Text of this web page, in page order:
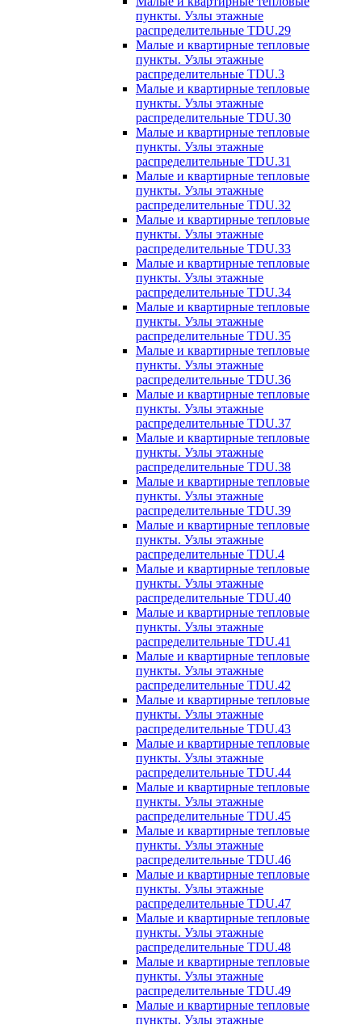
пункты. Узлы этажные
распределительные TDU.29
Малые и квартирные тепловые
пункты. Узлы этажные
распределительные TDU.3
Малые и квартирные тепловые
пункты. Узлы этажные
распределительные TDU.30
Малые и квартирные тепловые
пункты. Узлы этажные
распределительные TDU.31
Малые и квартирные тепловые
пункты. Узлы этажные
распределительные TDU.32
Малые и квартирные тепловые
пункты. Узлы этажные
распределительные TDU.33
Малые и квартирные тепловые
пункты. Узлы этажные
распределительные TDU.34
Малые и квартирные тепловые
пункты. Узлы этажные
распределительные TDU.35
Малые и квартирные тепловые
пункты. Узлы этажные
распределительные TDU.36
Малые и квартирные тепловые
пункты. Узлы этажные
распределительные TDU.37
Малые и квартирные тепловые
пункты. Узлы этажные
распределительные TDU.38
Малые и квартирные тепловые
пункты. Узлы этажные
распределительные TDU.39
Малые и квартирные тепловые
пункты. Узлы этажные
распределительные TDU.4
Малые и квартирные тепловые
пункты. Узлы этажные
распределительные TDU.40
Малые и квартирные тепловые
пункты. Узлы этажные
распределительные TDU.41
Малые и квартирные тепловые
пункты. Узлы этажные
распределительные TDU.42
Малые и квартирные тепловые
пункты. Узлы этажные
распределительные TDU.43
Малые и квартирные тепловые
пункты. Узлы этажные
распределительные TDU.44
Малые и квартирные тепловые
пункты. Узлы этажные
распределительные TDU.45
Малые и квартирные тепловые
пункты. Узлы этажные
распределительные TDU.46
Малые и квартирные тепловые
пункты. Узлы этажные
распределительные TDU.47
Малые и квартирные тепловые
пункты. Узлы этажные
распределительные TDU.48
Малые и квартирные тепловые
пункты. Узлы этажные
распределительные TDU.49
Малые и квартирные тепловые
пункты. Узлы этажные